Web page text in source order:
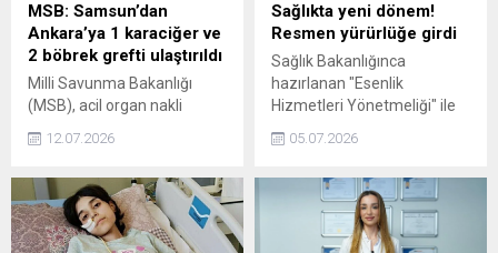
MSB: Samsun’dan
Ankara’ya 1 karaciğer ve
2 böbrek grefti ulaştırıldı
Milli Savunma Bakanlığı
(MSB), acil organ nakli
Hava Kuvvetleri
uçak ile Samsun'dan
Ankara'ya 1 karaciğer ve 2
böbrek greftinin
12.07.2026
Sağlıkta yeni dönem!
Resmen yürürlüğe girdi
Sağlık Bakanlığınca
hazırlanan "Esenlik
Hizmetleri Yönetmeliği" ile
koruyucu, geliştirici ve
çatı altında sunulacak,
Esenlik Merkezleri ve
üniteleri kurulacak.
05.07.2026